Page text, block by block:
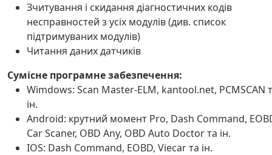
Зчитування і скидання діагностичних кодів
несправностей з усіх модулів (див. список
підтримуваних модулів)
Читання даних датчиків
Сумісне програмне забезпечення:
Wimdows: Scan Master-ELM, kantool.net, PCMSCAN
ін.
Android: крутний момент Pro, Dash Command,
Car Scaner, OBD Any, OBD Auto Doctor та ін.
IOS: Dash Command, EOBD, Viecar та ін.